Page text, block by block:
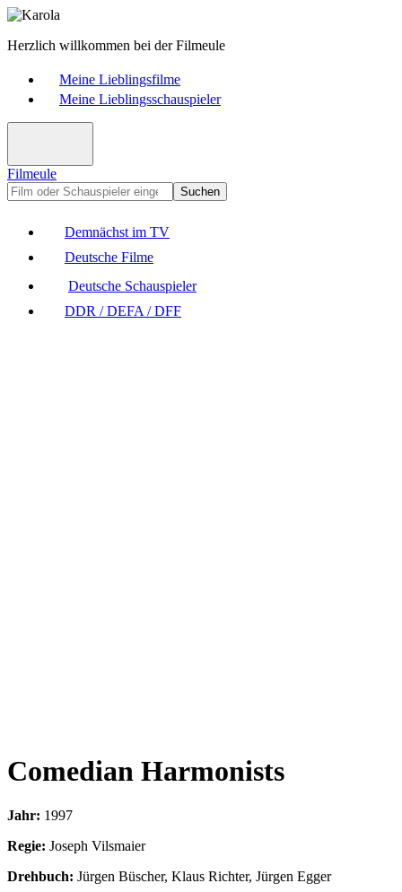
Herzlich willkommen bei der Filmeule
Meine Lieblingsfilme
Meine Lieblingsschauspieler
Filmeule
Suchen
Demnächst im TV
Deutsche Filme
Deutsche Schauspieler
DDR / DEFA / DFF
Comedian Harmonists
Jahr: 1997
Regie: Joseph Vilsmaier
Drehbuch: Jürgen Büscher, Klaus Richter, Jürgen Egger